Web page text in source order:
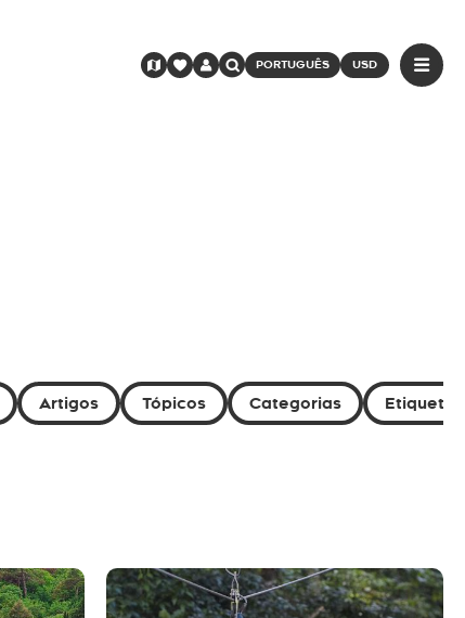
PORTUGUÊS USD
Artigos Tópicos Categorias Etiquetas